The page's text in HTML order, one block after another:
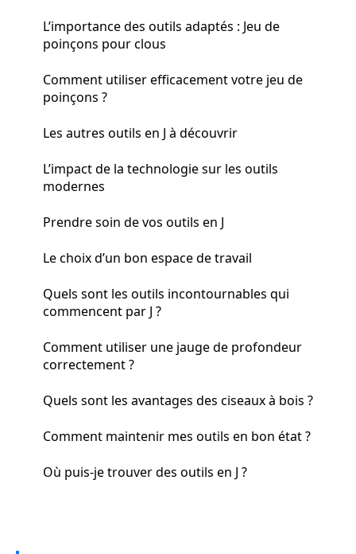
L’importance des outils adaptés : Jeu de
poinçons pour clous
Comment utiliser efficacement votre jeu de
poinçons ?
Les autres outils en J à découvrir
L’impact de la technologie sur les outils
modernes
Prendre soin de vos outils en J
Le choix d’un bon espace de travail
Quels sont les outils incontournables qui
commencent par J ?
Comment utiliser une jauge de profondeur
correctement ?
Quels sont les avantages des ciseaux à bois ?
Comment maintenir mes outils en bon état ?
Où puis-je trouver des outils en J ?